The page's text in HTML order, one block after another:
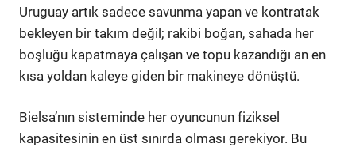
Uruguay artık sadece savunma yapan ve kontratak
bekleyen bir takım değil; rakibi boğan, sahada her
boşluğu kapatmaya çalışan ve topu kazandığı an en
kısa yoldan kaleye giden bir makineye dönüştü.
Bielsa’nın sisteminde her oyuncunun fiziksel
kapasitesinin en üst sınırda olması gerekiyor. Bu